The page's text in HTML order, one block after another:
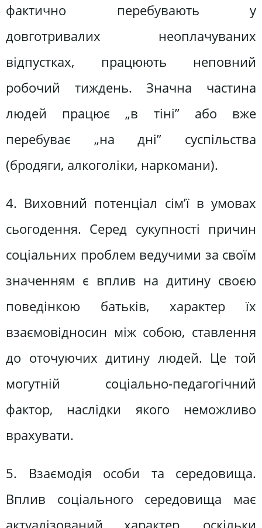
фактично перебувають у
довготривалих неоплачуваних
відпустках, працюють неповний
робочий тиждень. Значна частина
людей працює „в тіні” або вже
перебуває „на дні” суспільства
(бродяги, алкоголіки, наркомани).
4. Виховний потенціал сім’ї в умовах
сьогодення. Серед сукупності причин
соціальних проблем ведучими за своїм
значенням є вплив на дитину своєю
поведінкою батьків, характер їх
взаємовідносин між собою, ставлення
до оточуючих дитину людей. Це той
могутній соціально-педагогічний
фактор, наслідки якого неможливо
врахувати.
5. Взаємодія особи та середовища.
Вплив соціального середовища має